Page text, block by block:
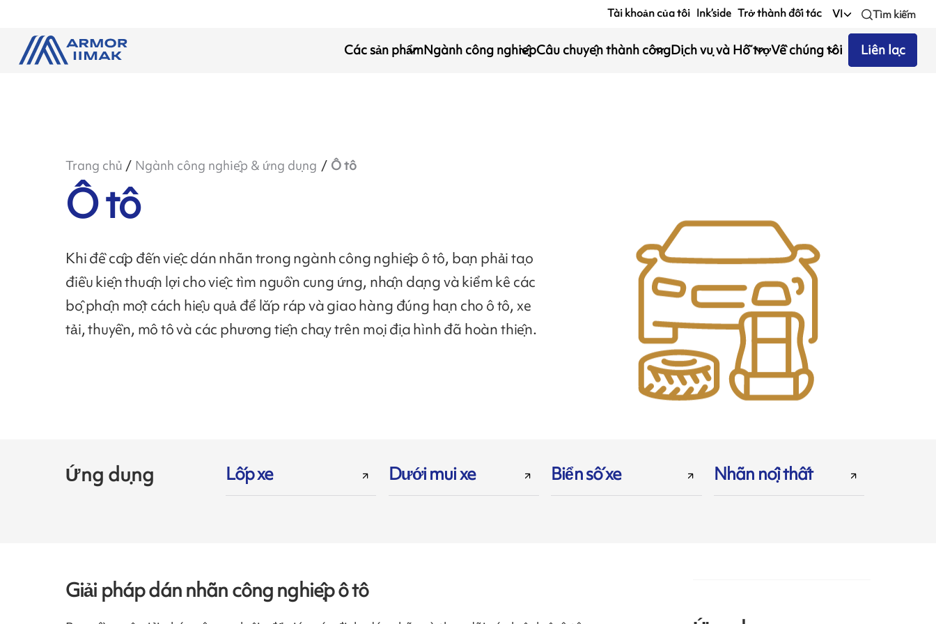
Tài khoản của tôi Ink’side Trở thành đối tác VI Tìm kiếm
Các sản phẩmNgành công nghiệpCâu chuyện thành côngDịch vụ và Hỗ trợVề chúng tôi Liên lạc
Trang chủ Ngành công nghiệp & ứng dụng Ô tô
Ô tô
Khi đề cập đến việc dán nhãn trong ngành công nghiệp ô tô, bạn phải tạo
điều kiện thuận lợi cho việc tìm nguồn cung ứng, nhận dạng và kiểm kê các
bộ phận một cách hiệu quả để lắp ráp và giao hàng đúng hạn cho ô tô, xe
tải, thuyền, mô tô và các phương tiện chạy trên mọi địa hình đã hoàn thiện.
Ứng dụng Lốp xe Dưới mui xe Biển số xe Nhãn nội thất
Giải pháp dán nhãn công nghiệp ô tô